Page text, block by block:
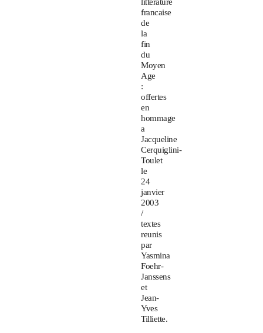
litterature
francaise
de
la
fin
du
Moyen
Age
:
offertes
en
hommage
a
Jacqueline
Cerquiglini-
Toulet
le
24
janvier
2003
/
textes
reunis
par
Yasmina
Foehr-
Janssens
et
Jean-
Yves
Tilliette.